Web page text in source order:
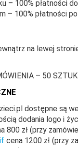
– 100% płatności
– 100% płatności
na lewej
– 50 SZTUK
dostępne są
dodania logo i
800 zł (przy
cena 1200 zł (przy